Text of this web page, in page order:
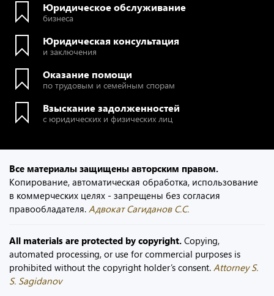
Юридическое обслуживание
бизнеса
Юридическая консультация
и заключения
Оказание помощи
по трудовым и семейным спорам
Взыскание задолженностей
с юридических и физических лиц
Все материалы защищены авторским правом.
Копирование, автоматическая обработка, использование
в коммерческих целях - запрещены без согласия
правообладателя. Адвокат Сагиданов С.С.
All materials are protected by copyright. Copying,
automated processing, or use for commercial purposes is
prohibited without the copyright holder’s consent. Attorney S.
S. Sagidanov